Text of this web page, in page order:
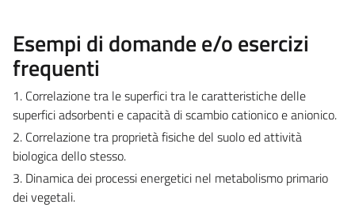
Esempi di domande e/o esercizi
frequenti
1. Correlazione tra le superfici tra le caratteristiche delle
superfici adsorbenti e capacità di scambio cationico e anionico.
2. Correlazione tra proprietà fisiche del suolo ed attività
biologica dello stesso.
3. Dinamica dei processi energetici nel metabolismo primario
dei vegetali.